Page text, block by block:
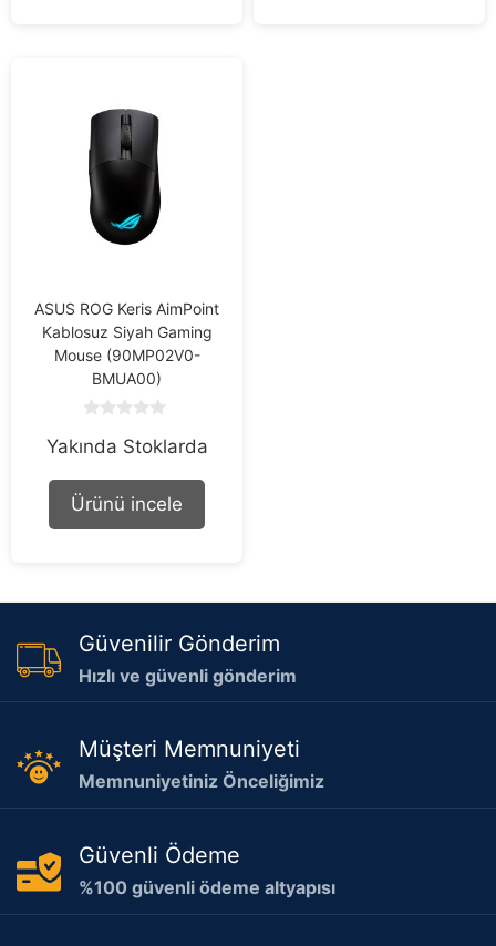
ASUS ROG Keris AimPoint
Kablosuz Siyah Gaming
Mouse (90MP02V0-
BMUA00)
o
t
f
Yakında Stoklarda
Ürünü incele
Güvenilir Gönderim
Hızlı ve güvenli gönderim
Müşteri Memnuniyeti
Memnuniyetiniz Önceliğimiz
Güvenli Ödeme
%100 güvenli ödeme altyapısı